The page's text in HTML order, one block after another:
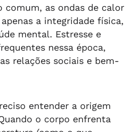
comum, as ondas de calor
a integridade física,
mental. Estresse e
nessa época,
relações sociais e bem-
entender a origem
o corpo enfrenta